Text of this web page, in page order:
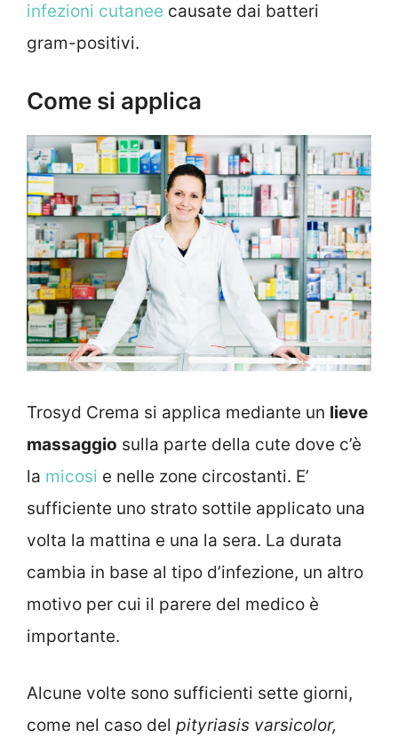
infezioni cutanee causate dai batteri
gram-positivi.
Come si applica
Trosyd Crema si applica mediante un lieve
massaggio sulla parte della cute dove c’è
la micosi e nelle zone circostanti. E’
sufficiente uno strato sottile applicato una
volta la mattina e una la sera. La durata
cambia in base al tipo d’infezione, un altro
motivo per cui il parere del medico è
importante.
Alcune volte sono sufficienti sette giorni,
come nel caso del pityriasis varsicolor,